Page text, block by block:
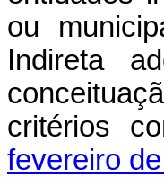
ou
Indireta
critérios
fevereiro